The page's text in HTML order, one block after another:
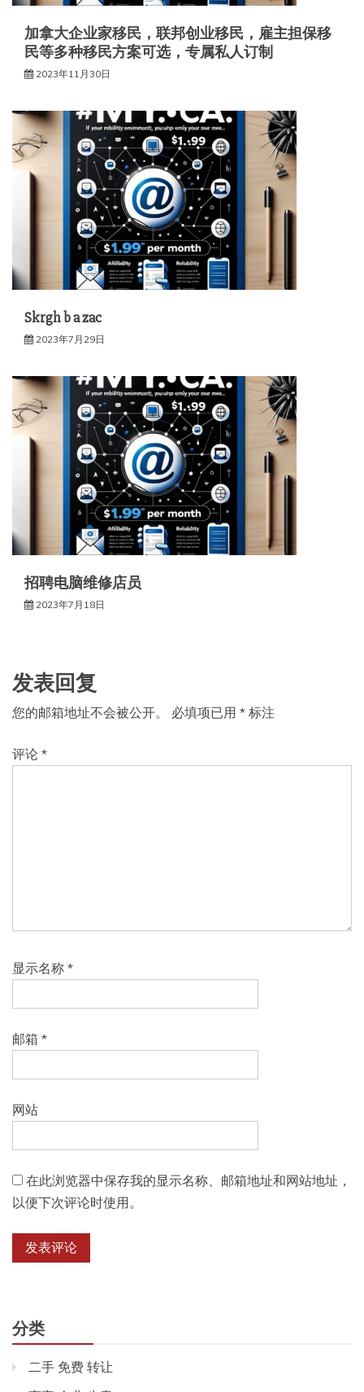
加拿大企业家移民，联邦创业移民，雇主担保移
民等多种移民方案可选，专属私人订制
2023年11月30日
Skrgh b a zac
2023年7月29日
招聘电脑维修店员
2023年7月18日
发表回复
您的邮箱地址不会被公开。 必填项已用 * 标注
评论 *
显示名称 *
邮箱 *
网站
在此浏览器中保存我的显示名称、邮箱地址和网站地址，
以便下次评论时使用。
分类
二手 免费 转让